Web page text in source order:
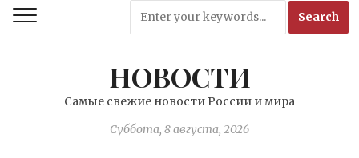
НОВОСТИ
Самые свежие новости России и мира
Суббота, 8 августа, 2026